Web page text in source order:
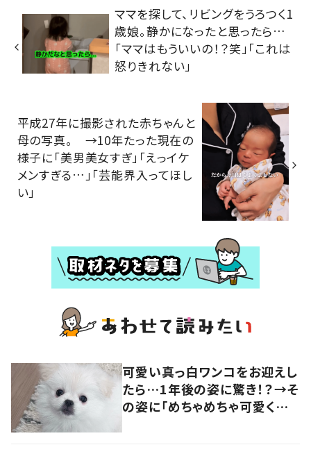
ママを探して、リビングをうろつく1
歳娘。静かになったと思ったら…
「ママはもういいの！？笑」「これは
怒りきれない」
平成27年に撮影された赤ちゃんと
母の写真。 →10年たった現在の
様子に「美男美女すぎ」「えっイケ
メンすぎる…」「芸能界入ってほし
い」
可愛い真っ白ワンコをお迎えし
たら…1年後の姿に驚き！？→そ
の姿に「めちゃめちゃ可愛くて